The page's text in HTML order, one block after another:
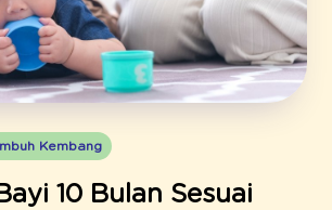
Kembang
10 Bulan Sesuai